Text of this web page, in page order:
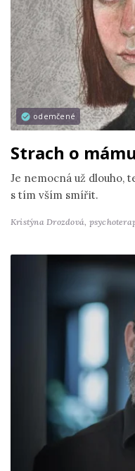
odemčené
Strach o mámu
Je nemocná už dlouho,
s tím vším smířit.
Kristýna Drozdová,